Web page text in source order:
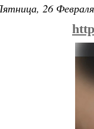
26